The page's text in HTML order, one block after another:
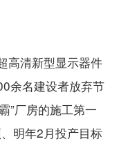
清新型显示器件
余名建设者放弃节
”厂房的施工第一
明年2月投产目标